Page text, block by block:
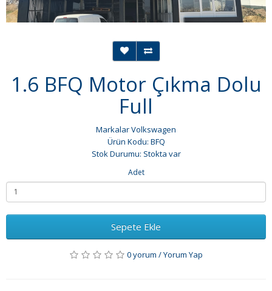
1.6 BFQ Motor Çıkma Dolu
Full
MarkalarVolkswagen
Ürün Kodu: BFQ
Stok Durumu: Stokta var
Adet
Sepete Ekle
0 yorum /Yorum Yap